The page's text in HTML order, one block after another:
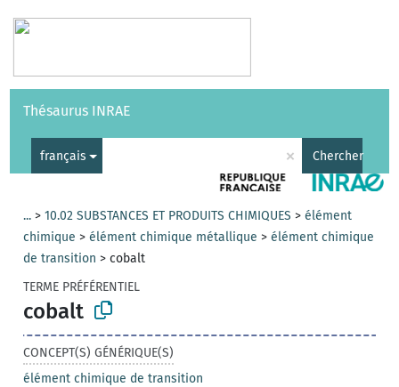
Vocabulaires API
Thésaurus INRAE
français × Chercher
... >10.02 SUBSTANCES ET PRODUITS CHIMIQUES >élément
chimique >élément chimique métallique >élément chimique
de transition >cobalt
TERME PRÉFÉRENTIEL
cobalt
CONCEPT(S) GÉNÉRIQUE(S)
élément chimique de transition